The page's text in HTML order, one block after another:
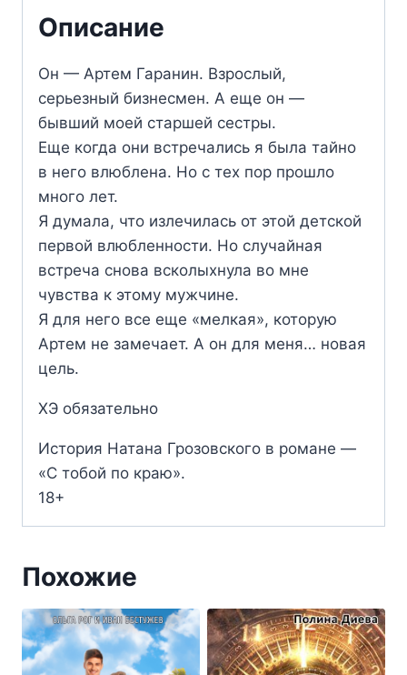
Описание
Он — Артем Гаранин. Взрослый,
серьезный бизнесмен. А еще он —
бывший моей старшей сестры.
Еще когда они встречались я была тайно
в него влюблена. Но с тех пор прошло
много лет.
Я думала, что излечилась от этой детской
первой влюбленности. Но случайная
встреча снова всколыхнула во мне
чувства к этому мужчине.
Я для него все еще «мелкая», которую
Артем не замечает. А он для меня… новая
цель.
ХЭ обязательно
История Натана Грозовского в романе —
«С тобой по краю».
18+
Похожие